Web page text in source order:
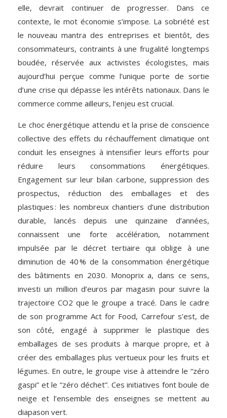
elle, devrait continuer de progresser. Dans ce
contexte, le mot économie s’impose. La sobriété est
le nouveau mantra des entreprises et bientôt, des
consommateurs, contraints à une frugalité longtemps
boudée, réservée aux activistes écologistes, mais
aujourd’hui perçue comme l’unique porte de sortie
d’une crise qui dépasse les intérêts nationaux. Dans le
commerce comme ailleurs, l’enjeu est crucial.
Le choc énergétique attendu et la prise de conscience
collective des effets du réchauffement climatique ont
conduit les enseignes à intensifier leurs efforts pour
réduire leurs consommations énergétiques.
Engagement sur leur bilan carbone, suppression des
prospectus, réduction des emballages et des
plastiques : les nombreux chantiers d’une distribution
durable, lancés depuis une quinzaine d’années,
connaissent une forte accélération, notamment
impulsée par le décret tertiaire qui oblige à une
diminution de 40 % de la consommation énergétique
des bâtiments en 2030. Monoprix a, dans ce sens,
investi un million d’euros par magasin pour suivre la
trajectoire CO2 que le groupe a tracé. Dans le cadre
de son programme Act for Food, Carrefour s’est, de
son côté, engagé à supprimer le plastique des
emballages de ses produits à marque propre, et à
créer des emballages plus vertueux pour les fruits et
légumes. En outre, le groupe vise à atteindre le “zéro
gaspi” et le “zéro déchet”. Ces initiatives font boule de
neige et l’ensemble des enseignes se mettent au
diapason vert.